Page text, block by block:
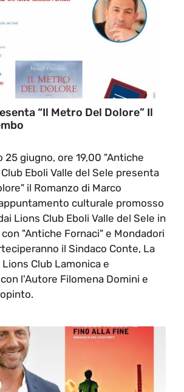
“Il Metro Del Dolore” Il
25 giugno, ore 19,00 "Antiche
Eboli Valle del Sele presenta
il Romanzo di Marco
culturale promosso
Lions Club Eboli Valle del Sele in
"Antiche Fornaci" e Mondadori
il Sindaco Conte, La
Club Lamonica e
l'Autore Filomena Domini e